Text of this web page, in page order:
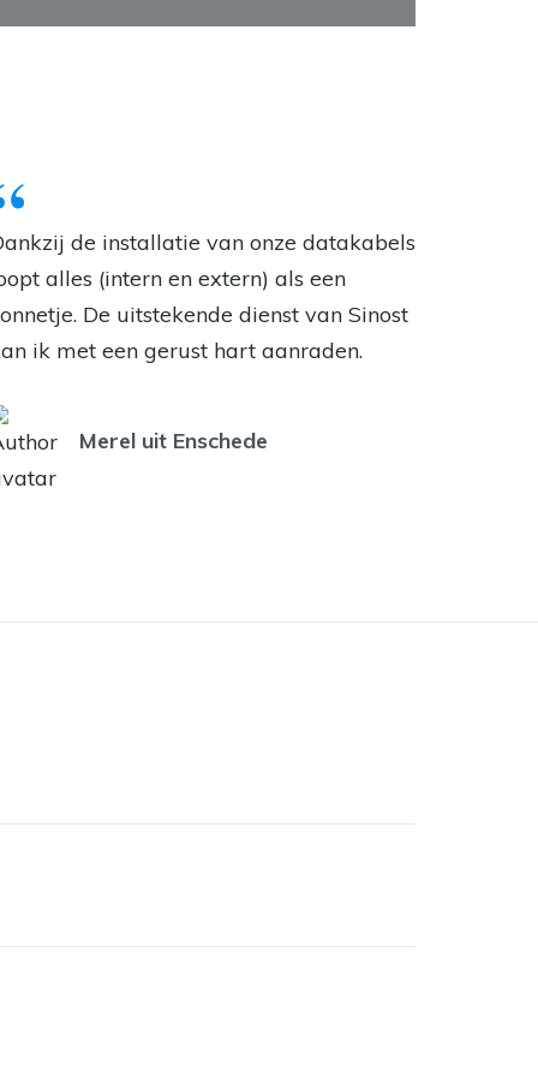
de installatie van onze datakabels
alles (intern en extern) als een
De uitstekende dienst van Sinost
ik met een gerust hart aanraden.
Merel uit Enschede